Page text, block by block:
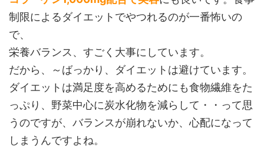
制限によるダイエットでやつれるのが一番怖いの
で、
栄養バランス、すごく大事にしています。
だから、～ばっかり、ダイエットは避けています。
ダイエットは満足度を高めるためにも食物繊維をた
っぷり、野菜中心に炭水化物を減らして・・って思
うのですが、バランスが崩れないか、心配になって
しまうんですよね。